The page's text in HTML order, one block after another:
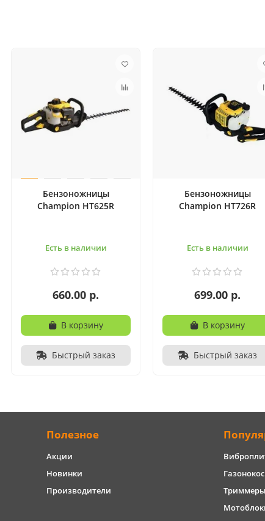
Бензоножницы
Champion HT625R
Есть в наличии
660.00 р.
В корзину
Быстрый заказ
Бензоножницы
Champion HT726R
Есть в наличии
699.00 р.
В корзину
Быстрый заказ
Полезное
Акции
Новинки
Производители
Триммеры